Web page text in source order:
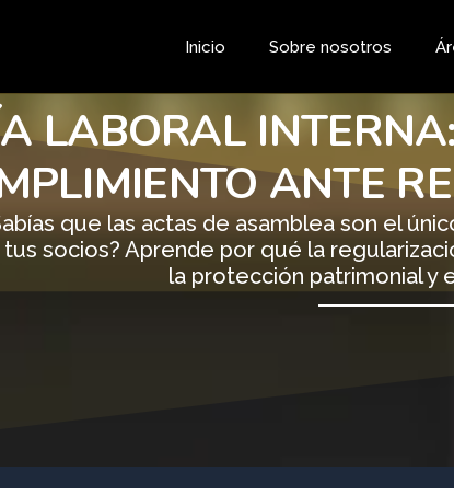
Inicio Sobre nosotros
LABORAL
ANTE
que las actas de asamblea son el
socios? Aprende por qué la
la protección patrimonial y